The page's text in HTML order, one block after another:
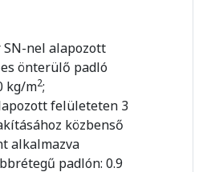
nel alapozott
önterülő padló
kg/m2;
felületeten 3
közbenső
alkalmazva
padlón: 0.9